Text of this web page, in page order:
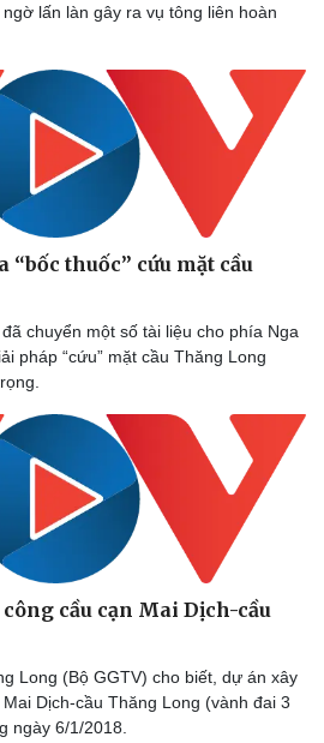
Giải trí
Thời trang
Sao Việt
lấn làn gây ra vụ tông liên hoàn
thuốc” cứu mặt cầu
chuyển một số tài liệu cho phía Nga
pháp “cứu” mặt cầu Thăng Long
cầu cạn Mai Dịch-cầu
Long (Bộ GGTV) cho biết, dự án xây
Dịch-cầu Thăng Long (vành đai 3
ngày 6/1/2018.